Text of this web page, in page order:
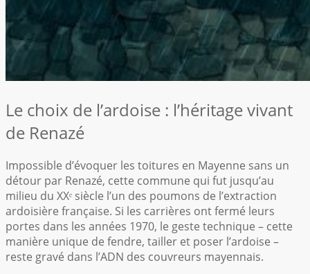
Le choix de l’ardoise : l’héritage vivant
de Renazé
Impossible d’évoquer les toitures en Mayenne sans un
détour par Renazé, cette commune qui fut jusqu’au
milieu du XXᵉ siècle l’un des poumons de l’extraction
ardoisière française. Si les carrières ont fermé leurs
portes dans les années 1970, le geste technique – cette
manière unique de fendre, tailler et poser l’ardoise –
reste gravé dans l’ADN des couvreurs mayennais.